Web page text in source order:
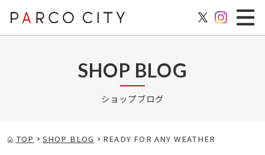
SHOP BLOG
ショップブログ
TOP SHOP BLOG READY FOR ANY WEATHER